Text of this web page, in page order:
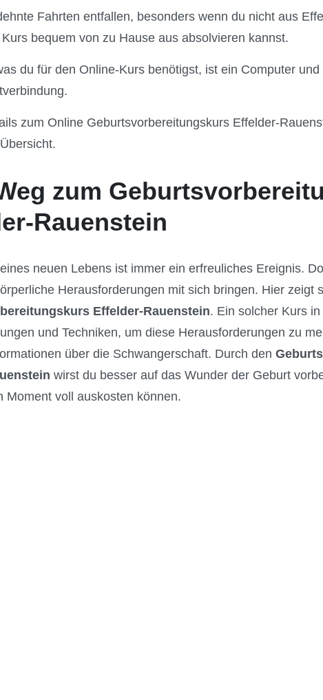
Fahrten entfallen, besonders wenn du nicht aus
bequem von zu Hause aus absolvieren kannst.
du für den Online-Kurs benötigst, ist ein Computer
zum Online Geburtsvorbereitungskurs Effelder-
zum
Rauenstein
neuen Lebens ist immer ein erfreuliches Ereignis.
Herausforderungen mit sich bringen. Hier zeigt
Effelder-Rauenstein. Ein solcher Kurs
und Techniken, um diese Herausforderungen zu
über die Schwangerschaft. Durch den
wirst du besser auf das Wunder der Geburt
Moment voll auskosten können.